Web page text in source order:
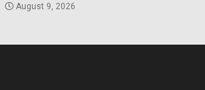
August 9, 2026